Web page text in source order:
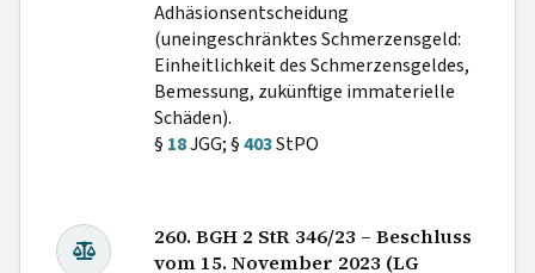
Adhäsionsentscheidung
(uneingeschränktes Schmerzensgeld:
Einheitlichkeit des Schmerzensgeldes,
Bemessung, zukünftige immaterielle
Schäden).
§ 18JGG; §403StPO
260. BGH 2 StR 346/23 – Beschluss
vom 15. November 2023 (LG